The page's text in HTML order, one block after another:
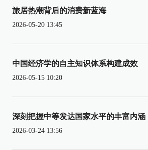
旅居热潮背后的消费新蓝海
2026-05-20 13:45
中国经济学的自主知识体系构建成效
2026-05-15 10:20
深刻把握中等发达国家水平的丰富内涵
2026-03-24 13:56